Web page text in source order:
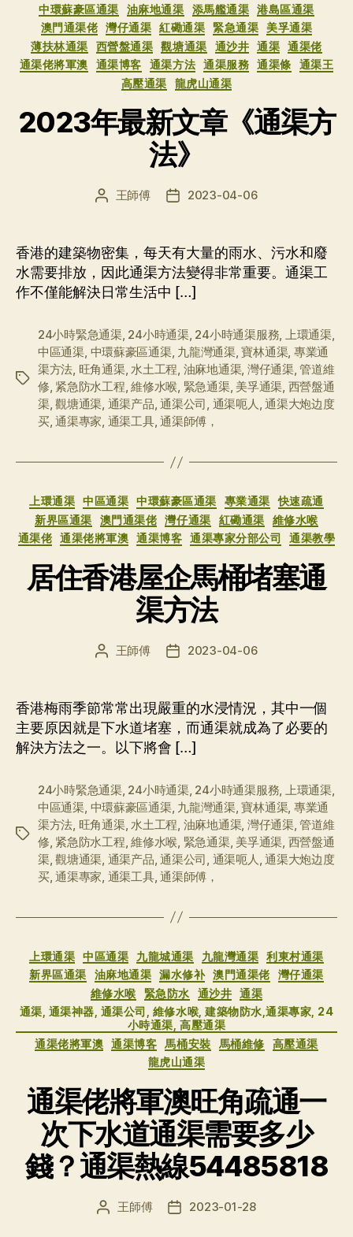
类
中環蘇豪區通渠 油麻地通渠 添馬艦通渠 港島區通渠
澳門通渠佬 灣仔通渠 紅磡通渠 緊急通渠
美孚通渠
薄扶林通渠
西營盤通渠 觀塘通渠 通沙井 通渠 通渠佬
通渠佬將軍澳
通渠博客 通渠方法 通渠服務 通渠條
通渠王
高壓通渠
龍虎山通渠
2023年最新文章《通渠方
法》
文
者
王師傅
发
期
2023-04-06
香港的建築物密集，每天有大量的雨水、污水和廢
水需要排放，因此通渠方法變得非常重要。通渠工
作不僅能解決日常生活中 […]
标
24小時緊急通渠, 24小時通渠, 24小時通渠服務, 上環通渠,
中區通渠, 中環蘇豪區通渠, 九龍灣通渠,寶林通渠, 專業通
渠方法, 旺角通渠,水土工程, 油麻地通渠, 灣仔通渠,管道維
修, 紧急防水工程,維修水喉, 緊急通渠, 美孚通渠, 西營盤通
渠,觀塘通渠, 通渠产品,通渠公司, 通渠呃人,通渠大炮边度
买,通渠專家, 通渠工具,通渠師傅，
分
类
上環通渠 中區通渠 中環蘇豪區通渠 專業通渠
快速疏通
新界區通渠
澳門通渠佬 灣仔通渠 紅磡通渠
維修水喉
通渠佬 通渠佬將軍澳 通渠博客 通渠專家分部公司 通渠教學
居住香港屋企馬桶堵塞通
渠方法
文
者
王師傅
发
期
2023-04-06
香港梅雨季節常常出現嚴重的水浸情況，其中一個
主要原因就是下水道堵塞，而通渠就成為了必要的
解決方法之一。以下將會 […]
标
24小時緊急通渠, 24小時通渠, 24小時通渠服務 上環通渠,
中區通渠 中環蘇豪區通渠, 九龍灣通渠,寶林通渠, 專業通
渠方法 旺角通渠, 水土工程 油麻地通渠, 灣仔通渠,管道維
修 紧急防水工程 ,維修水喉 緊急通渠, 美孚通渠 西營盤通
渠,觀塘通渠 通渠产品 ,通渠公司 通渠呃人 ,通渠大炮边度
买,通渠專家 通渠工具,通渠師傅，
分
类
上環通渠 中區通渠 九龍城通渠 九龍灣通渠
利東村通渠
新界區通渠
油麻地通渠 漏水修补 澳門通渠佬
灣仔通渠
維修水喉
緊急防水 通沙井
通渠
通渠, 通渠神器, 通渠公司, 維修水喉, 建築物防水,通渠專家, 24
小時通渠, 高壓通渠
通渠佬將軍澳
通渠博客 馬桶安裝 馬桶維修
高壓通渠
龍虎山通渠
通渠佬將軍澳旺角疏通一
次下水道通渠需要多少
錢？通渠熱線54485818
文 王師傅
发 2023-01-28